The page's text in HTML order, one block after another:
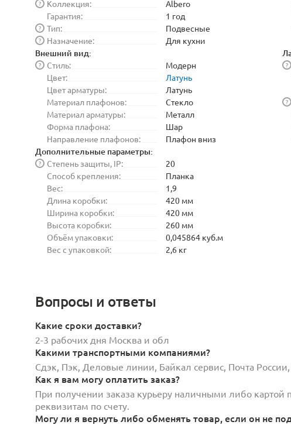
Коллекция:
?
Albero
Гарантия:
1 год
Тип:
?
Подвесные
Назначение:
? Для кухни
Внешний вид:
Стиль:
?
Модерн
Цвет:
Латунь
Цвет арматуры:
Латунь
Материал плафонов:
Стекло
Материал арматуры:
Металл
Форма плафона:
Шар
Направление плафонов:
Плафон вниз
?
?
Дополнительные параметры:
Степень защиты, IP:
?
20
Способ крепления:
Планка
Вес:
1,9
Длина коробки:
420 мм
Ширина коробки:
420 мм
Высота коробки:
260 мм
Объём упаковки:
0,045864 куб.м
Вес с упаковкой:
2,6 кг
Вопросы и ответы
Какие сроки доставки?
2-3 рабочих дня Москва и обл
Какими транспортными компаниями?
Сдэк, Пэк, Деловые линии, Байкал сервис, Почта
Как я вам могу оплатить заказ?
При получении заказа курьеру наличными либо картой
реквизитам по счету.
Могу ли я вернуть либо обменять товар, если он не